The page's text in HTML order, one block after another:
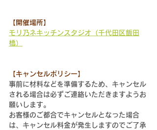
【開催場所】
モリ乃ネキッチンスタジオ（千代田区飯田
橋）
【キャンセルポリシー】
事前に材料などを準備するため、キャンセル
される場合は必ずご連絡いただきますようお
願いします。
お客様のご都合でキャンセルとなった場合
は、キャンセル料金が発生しますのでご了承